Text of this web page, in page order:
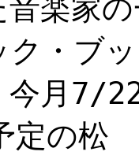
楽家
・ブッ
今月7/
定の松